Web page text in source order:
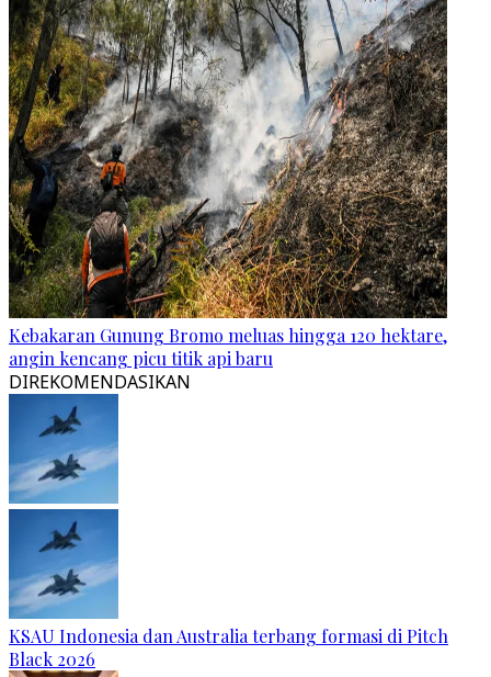
Kebakaran Gunung Bromo meluas hingga 120 hektare,
angin kencang picu titik api baru
DIREKOMENDASIKAN
KSAU Indonesia dan Australia terbang formasi di Pitch
Black 2026